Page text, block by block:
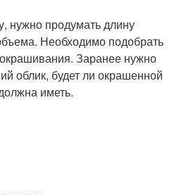
нужно продумать длину
Необходимо подобрать
Заранее нужно
облик, будет ли окрашенной
иметь.